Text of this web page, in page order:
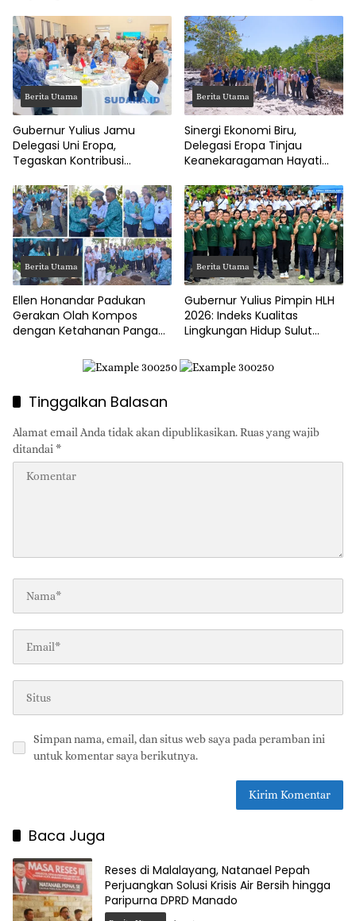
DPRD Manado
Berita Utama
Gubernur Yulius Jamu
Delegasi Uni Eropa,
Tegaskan Kontribusi
Dunia
Berita Utama
Sinergi Ekonomi Biru,
Delegasi Eropa Tinjau
Keanekaragaman Hayati
Utara
Berita Utama
Ellen Honandar Padukan
Gerakan Olah Kompos
dengan Ketahanan Pangan
Berita Utama
Gubernur Yulius Pimpin HLH
2026: Indeks Kualitas
Lingkungan Hidup Sulut
Tinggalkan Balasan
Alamat email Anda tidak akan dipublikasikan.Ruas yang wajib
ditandai*
Simpan nama, email, dan situs web saya pada peramban ini
untuk komentar saya berikutnya.
Baca Juga
Reses di Malalayang, Natanael Pepah
Perjuangkan Solusi Krisis Air Bersih hingga
Paripurna DPRD Manado